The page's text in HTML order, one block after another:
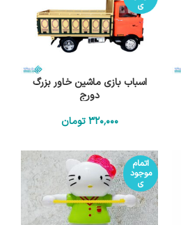
ی
اسباب بازی ماشین خاور بزرگ
دورج
320٬000 تومان
اتمام
موجود
ی